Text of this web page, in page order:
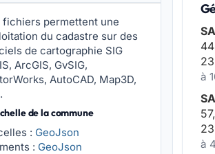
fichiers permettent une
du cadastre sur des
de cartographie SIG
ArcGIS, GvSIG,
AutoCAD, Map3D,
de la commune
: GeoJson
: GeoJson
à
à